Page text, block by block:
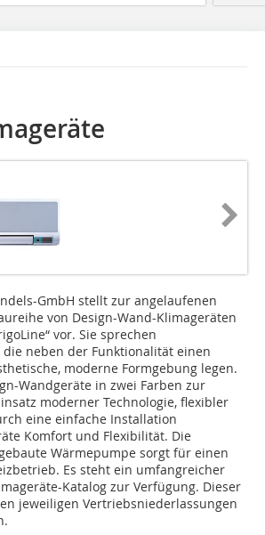
GmbH stellt zur angelaufenen
von Design-Wand-Klimageräten
vor. Sie sprechen
neben der Funktionalität einen
moderne Formgebung legen.
Wandgeräte in zwei Farben zur
moderner Technologie, flexibler
eine einfache Installation
Komfort und Flexibilität. Die
Wärmepumpe sorgt für einen
Es steht ein umfangreicher
Katalog zur Verfügung. Dieser
jeweiligen Vertriebsniederlassungen